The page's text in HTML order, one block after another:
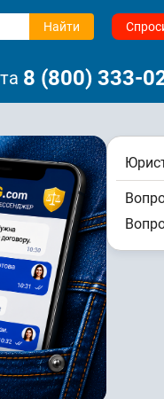
Найти
8 (800) 333-